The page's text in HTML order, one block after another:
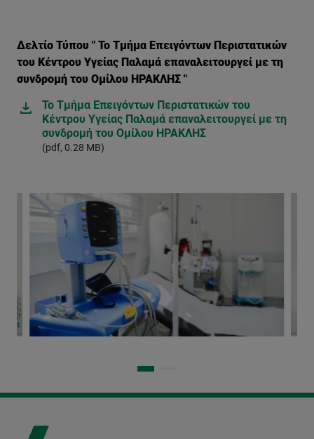
Δελτίο Τύπου " Το Τμήμα Επειγόντων Περιστατικών
του Κέντρου Υγείας Παλαμά επαναλειτουργεί με τη
συνδρομή του Ομίλου ΗΡΑΚΛΗΣ "
Το Τμήμα Επειγόντων Περιστατικών του
Κέντρου Υγείας Παλαμά επαναλειτουργεί με τη
συνδρομή του Ομίλου ΗΡΑΚΛΗΣ
(pdf, 0.28 MB)